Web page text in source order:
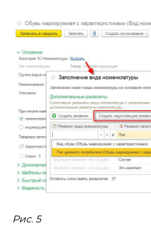
Рис. 5